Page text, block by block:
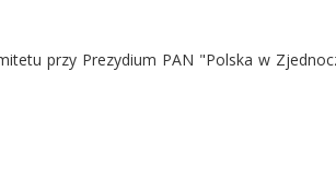
przy Prezydium PAN "Polska w